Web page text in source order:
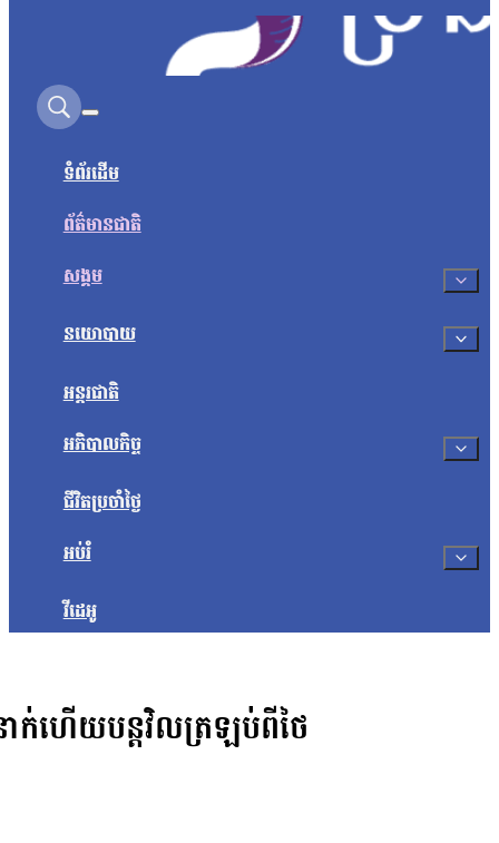
Search on this site
ទំព័រដើម
ព័ត៌មានជាតិ
សង្គម
នយោបាយ
អន្តរជាតិ
អភិបាលកិច្ច
ជីវិតប្រចាំថ្ងៃ
អប់រំ
វីដេអូ
ហើយបន្តវិលត្រឡប់ពីថៃ